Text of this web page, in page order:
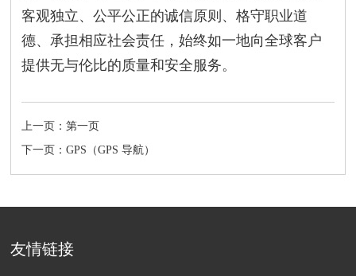
客观独立、公平公正的诚信原则、格守职业道
德、承担相应社会责任，始终如一地向全球客户
提供无与伦比的质量和安全服务。
上一页：第一页
下一页：GPS（GPS 导航）
友情链接